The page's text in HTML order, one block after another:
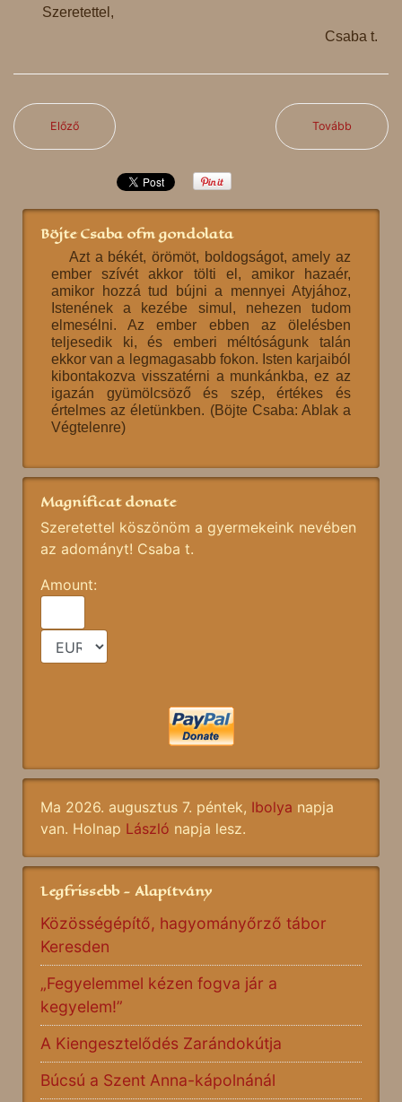
Szeretettel,
Csaba t.
Előző Tovább
Böjte Csaba ofm gondolata
Azt a békét, örömöt, boldogságot, amely az
ember szívét akkor tölti el, amikor hazaér,
amikor hozzá tud bújni a mennyei Atyjához,
Istenének a kezébe simul, nehezen tudom
elmesélni. Az ember ebben az ölelésben
teljesedik ki, és emberi méltóságunk talán
ekkor van a legmagasabb fokon. Isten karjaiból
kibontakozva visszatérni a munkánkba, ez az
igazán gyümölcsöző és szép, értékes és
értelmes az életünkben. (Böjte Csaba: Ablak a
Végtelenre)
Magnificat donate
Szeretettel köszönöm a gyermekeink nevében
az adományt! Csaba t.
Amount:
Ma 2026. augusztus 7. péntek, Ibolya napja
van. Holnap László napja lesz.
Legfrissebb - Alapítvány
Közösségépítő, hagyományőrző tábor
Keresden
„Fegyelemmel kézen fogva jár a
kegyelem!”
A Kiengesztelődés Zarándokútja
Búcsú a Szent Anna-kápolnánál